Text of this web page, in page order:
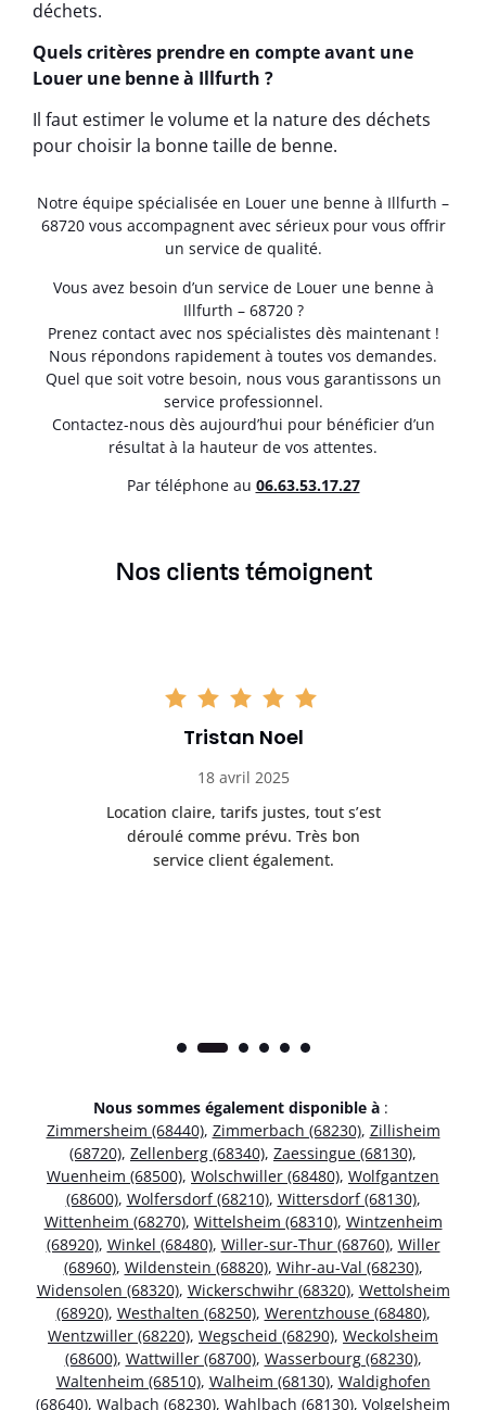
déchets.
Quels critères prendre en compte avant une
Louer une benne à Illfurth ?
Il faut estimer le volume et la nature des déchets
pour choisir la bonne taille de benne.
Notre équipe spécialisée en Louer une benne à Illfurth –
68720 vous accompagnent avec sérieux pour vous offrir
un service de qualité.
Vous avez besoin d’un service de Louer une benne à
Illfurth – 68720 ?
Prenez contact avec nos spécialistes dès maintenant !
Nous répondons rapidement à toutes vos demandes.
Quel que soit votre besoin, nous vous garantissons un
service professionnel.
Contactez-nous dès aujourd’hui pour bénéficier d’un
résultat à la hauteur de vos attentes.
Par téléphone au 06.63.53.17.27
Nos clients témoignent
Tristan Noel
18 avril 2025
Location claire, tarifs justes, tout s’est
déroulé comme prévu. Très bon
service client également.
Nous sommes également disponible à :
Zimmersheim (68440), Zimmerbach (68230), Zillisheim
(68720), Zellenberg (68340), Zaessingue (68130),
Wuenheim (68500), Wolschwiller (68480), Wolfgantzen
(68600), Wolfersdorf (68210), Wittersdorf (68130),
Wittenheim (68270), Wittelsheim (68310), Wintzenheim
(68920), Winkel (68480), Willer-sur-Thur (68760), Willer
(68960), Wildenstein (68820), Wihr-au-Val (68230),
Widensolen (68320), Wickerschwihr (68320), Wettolsheim
(68920), Westhalten (68250), Werentzhouse (68480),
Wentzwiller (68220), Wegscheid (68290), Weckolsheim
(68600), Wattwiller (68700), Wasserbourg (68230),
Waltenheim (68510), Walheim (68130), Waldighofen
(68640), Walbach (68230), Wahlbach (68130), Volgelsheim